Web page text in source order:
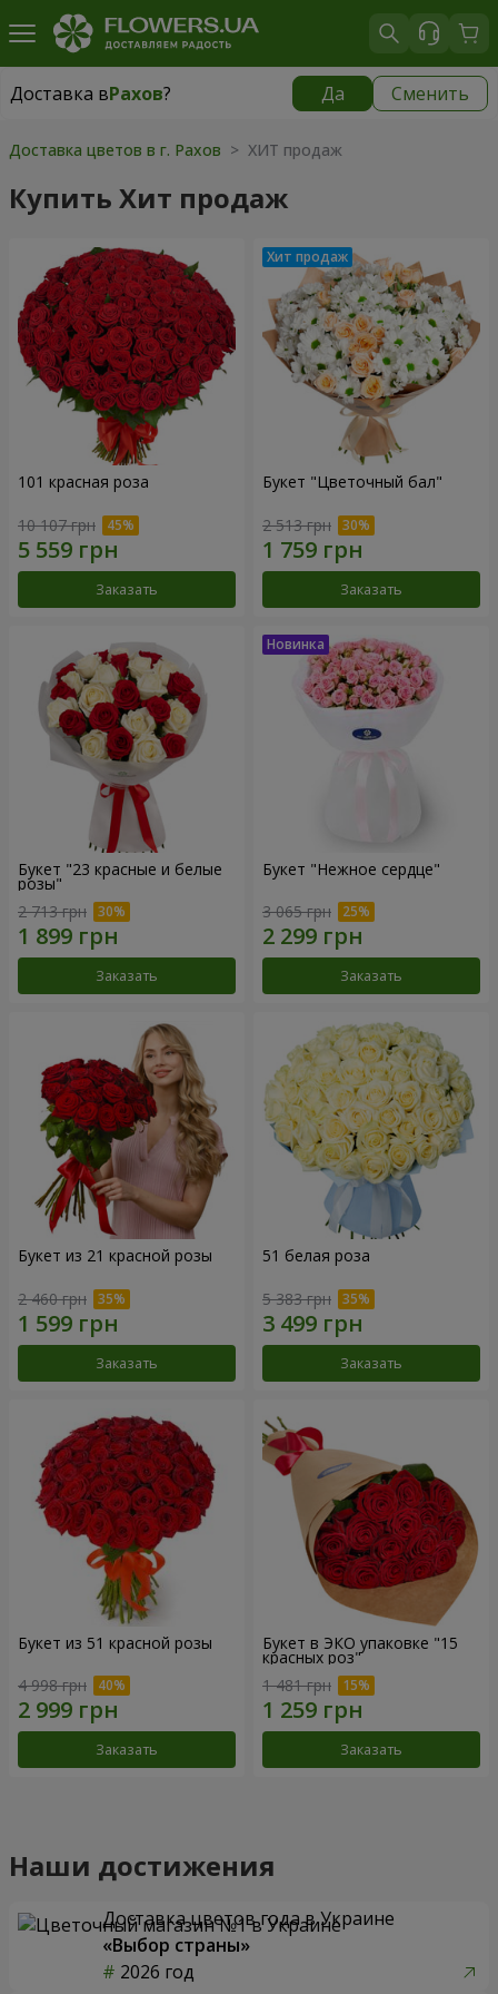
Доставка вРахов? Да Сменить
Доставка вРахов
Доставка цветов в г. Рахов > ХИТ продаж
Купить Хит продаж
101 красная роза
10 107 грн
Заказать
Букет "Цветочный бал"
2 513 грн
Заказать
Букет "23 красные и белые
розы"
2 713 грн
Заказать
Букет "Нежное сердце"
3 065 грн
Заказать
Букет из 21 красной розы
2 460 грн
Заказать
51 белая роза
5 383 грн
Заказать
Букет из 51 красной розы
4 998 грн
Заказать
Букет в ЭКО упаковке "15
красных роз"
1 481 грн
Заказать
Наши достижения
Доставка цветов года в Украине
«Выбор страны»
2026 год